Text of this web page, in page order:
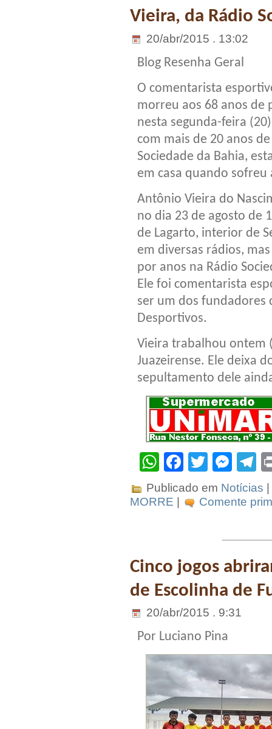
Vieira, da Rádio
20/abr/2015 . 13:02
Blog Resenha Geral
O comentarista
morreu aos 68 anos de
nesta segunda-feira
com mais de 20 anos
Sociedade da Bahia,
em casa quando sofreu
Antônio Vieira do
no dia 23 de agosto de
de Lagarto, interior de
em diversas rádios,
por anos na Rádio
Ele foi comentarista
ser um dos fundadores
Desportivos.
Vieira trabalhou ontem
Juazeirense. Ele deixa
sepultamento dele
WhatsApp
Facebook
Twitter
Publicado em Notícias
MORRE
Comente
Cinco jogos
de Escolinha de
20/abr/2015 . 9:31
Por Luciano Pina